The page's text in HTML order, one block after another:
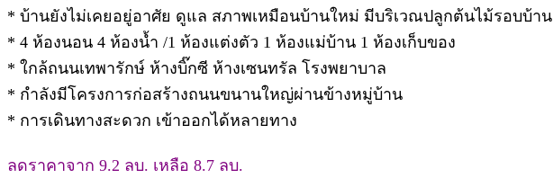
* บ้านยังไม่เคยอยู่อาศัย ดูแล สภาพเหมือนบ้านใหม่ มีบริเวณปลูกต้นไม้รอบบ้าน
* 4 ห้องนอน 4 ห้องน้ำ /1 ห้องแต่งตัว 1 ห้องแม่บ้าน 1 ห้องเก็บของ
* ใกล้ถนนเทพารักษ์ ห้างบิ๊กซี ห้างเซนทรัล โรงพยาบาล
* กำลังมีโครงการก่อสร้างถนนขนานใหญ่ผ่านข้างหมู่บ้าน
* การเดินทางสะดวก เข้าออกได้หลายทาง
ลดราคาจาก 9.2 ลบ. เหลือ 8.7 ลบ.